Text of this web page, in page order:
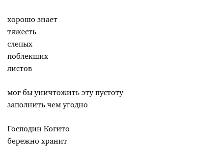
хорошо знает
тяжесть
слепых
поблекших
листов
мог бы уничтожить эту пустоту
заполнить чем угодно
Господин Когито
бережно хранит